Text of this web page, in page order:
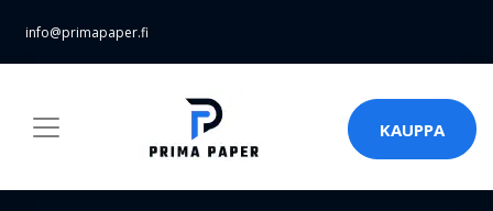
info@primapaper.fi
KAUPPA